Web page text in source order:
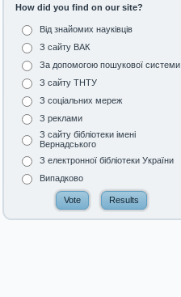
How did you find on our site?
Від знайомих науківців
З сайту ВАК
За допомогою пошукової системи
З сайту ТНТУ
З соціальних мереж
З реклами
З сайту бібліотеки імені
Вернадського
З електронної бібліотеки України
Випадково